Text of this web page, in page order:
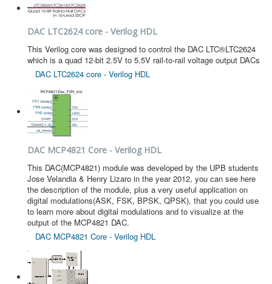
DAC LTC2624 core - Verilog HDL
This Verilog core was designed to control the DAC LTC®LTC2624
which is a quad 12-bit 2.5V to 5.5V rail-to-rail voltage output DACs
DAC LTC2624 core - Verilog HDL
DAC MCP4821 Core - Verilog HDL
This DAC(MCP4821) module was developed by the UPB students
Jose Velandia & Henry Lizaro in the year 2012, you can see here
the description of the module, plus a very useful application on
digital modulations(ASK, FSK, BPSK, QPSK), that you could use
to learn more about digital modulations and to visualize at the
output of the MCP4821 DAC.
DAC MCP4821 Core - Verilog HDL